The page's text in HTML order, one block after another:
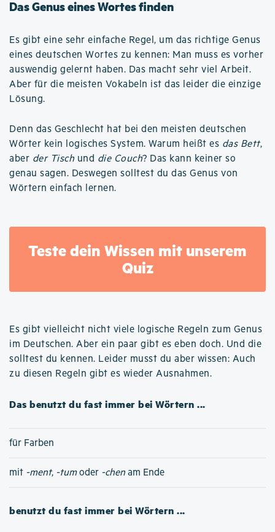
Das Genus eines Wortes finden
Es gibt eine sehr einfache Regel, um das richtige Genus
eines deutschen Wortes zu kennen: Man muss es vorher
auswendig gelernt haben. Das macht sehr viel Arbeit.
Aber für die meisten Vokabeln ist das leider die einzige
Lösung.
Denn das Geschlecht hat bei den meisten deutschen
Wörter kein logisches System. Warum heißt es das Bett,
aber der Tisch und die Couch? Das kann keiner so
genau sagen. Deswegen solltest du das Genus von
Wörtern einfach lernen.
Teste dein Wissen mit unserem
Quiz
Es gibt vielleicht nicht viele logische Regeln zum Genus
im Deutschen. Aber ein paar gibt es eben doch. Und die
solltest du kennen. Leider musst du aber wissen: Auch
zu diesen Regeln gibt es wieder Ausnahmen.
Das benutzt du fast immer bei Wörtern ...
für Farben
mit -ment, -tumoder -chen am Ende
benutzt du fast immer bei Wörtern ...